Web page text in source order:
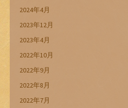
2024年4月
2023年12月
2023年4月
2022年10月
2022年9月
2022年8月
2022年7月